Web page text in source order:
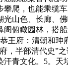
攀爬，也能乘缆
光山色、长廊、
阁俯瞰园林，搭
王府：清朝和珅
，半部清代史”
青文化。5。天